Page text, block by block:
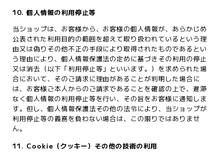
10. 個人情報の利用停止等
当ショップは、お客様から、お客様の個人情報が、あらかじめ
公表された利用目的の範囲を超えて取り扱われているという理
由又は偽りその他不正の手段により取得されたものであるとい
う理由により、個人情報保護法の定めに基づきその利用の停止
又は消去（以下「利用停止等」といいます。）を求められた場
合において、そのご請求に理由があることが判明した場合に
は、お客様ご本人からのご請求であることを確認の上で、遅滞
なく個人情報の利用停止等を行い、その旨をお客様に通知しま
す。但し、個人情報保護法その他の法令により、当ショップが
利用停止等の義務を負わない場合は、この限りではありませ
ん。
11. Cookie（クッキー）その他の技術の利用